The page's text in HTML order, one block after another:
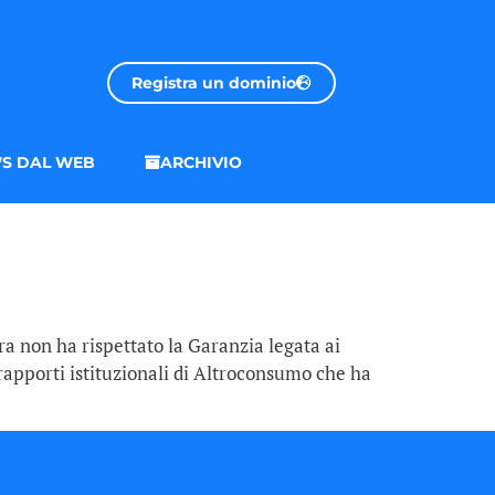
Registra un dominio
DAL WEB ARCHIVIO
non ha rispettato la Garanzia legata ai
istituzionali di Altroconsumo che ha